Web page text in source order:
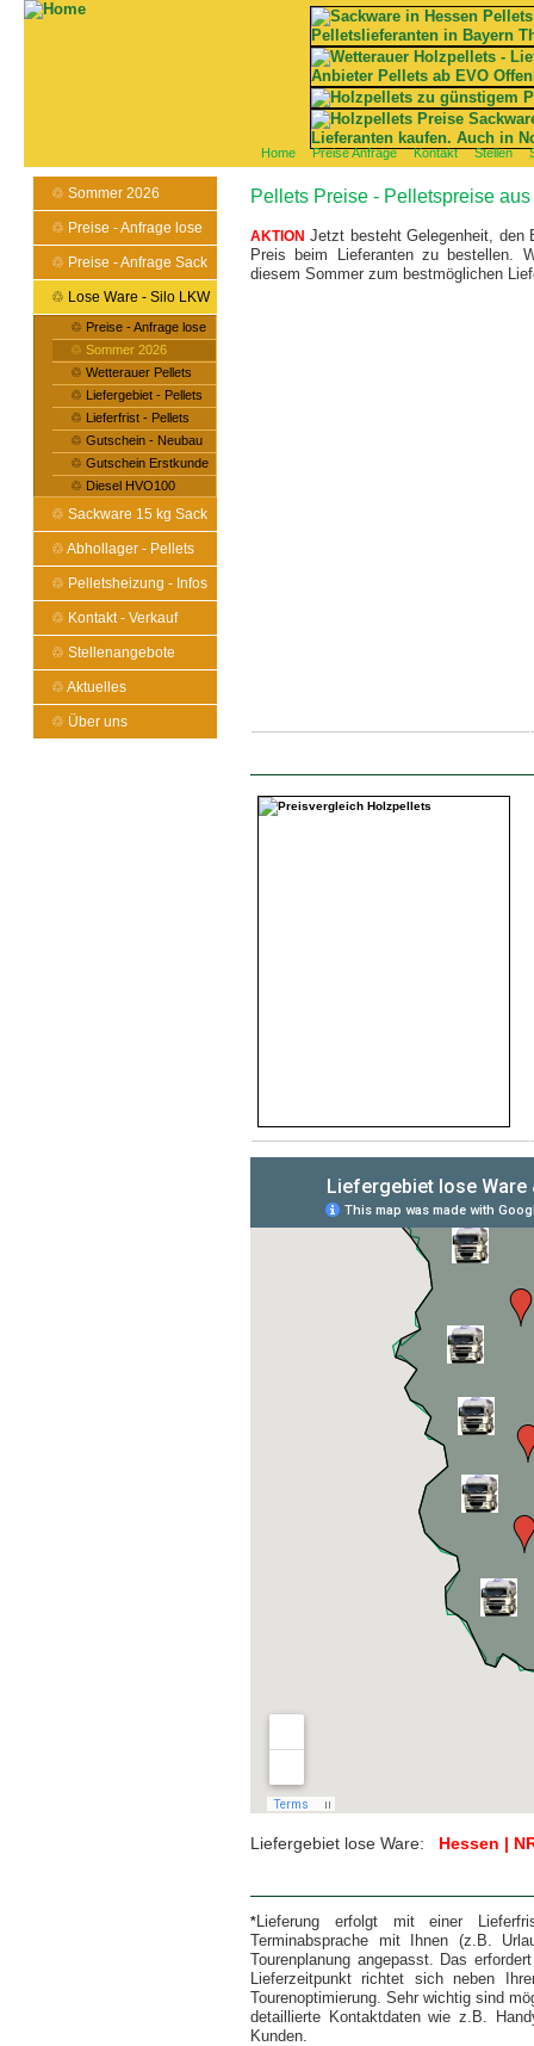
♲ Sommer 2026
♲ Preise - Anfrage lose
♲ Preise - Anfrage Sack
♲ Lose Ware - Silo LKW
♲ Preise - Anfrage lose
♲ Sommer 2026
♲ Wetterauer Pellets
♲ Liefergebiet - Pellets
♲ Lieferfrist - Pellets
♲ Gutschein - Neubau
♲ Gutschein Erstkunde
♲ Diesel HVO100
♲ Sackware 15 kg Sack
♲ Abhollager - Pellets
♲ Pelletsheizung - Infos
♲ Kontakt - Verkauf
♲ Stellenangebote
♲ Aktuelles
♲ Über uns
Pellets Preise - Pelletspreise
AKTION Jetzt besteht Gelegenheit, den
Preis beim Lieferanten zu bestellen.
diesem Sommer zum bestmöglichen
Liefergebiet lose Ware: Hessen |
*Lieferung erfolgt mit einer
Terminabsprache mit Ihnen (z.B.
Tourenplanung angepasst. Das
Lieferzeitpunkt richtet sich neben
Tourenoptimierung. Sehr wichtig sind
detaillierte Kontaktdaten wie z.B.
Kunden.
Home Preise Anfrage Kontakt Stellen